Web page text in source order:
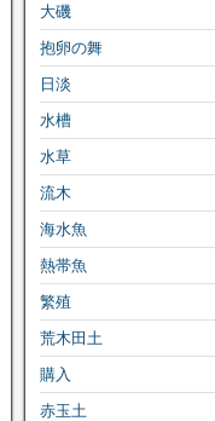
大磯
抱卵の舞
日淡
水槽
水草
流木
海水魚
熱帯魚
繁殖
荒木田土
購入
赤玉土